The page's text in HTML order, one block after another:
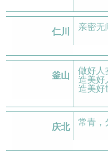
仁川 亲密无
釜山 做好人
造美好
造美好
庆北 常青，